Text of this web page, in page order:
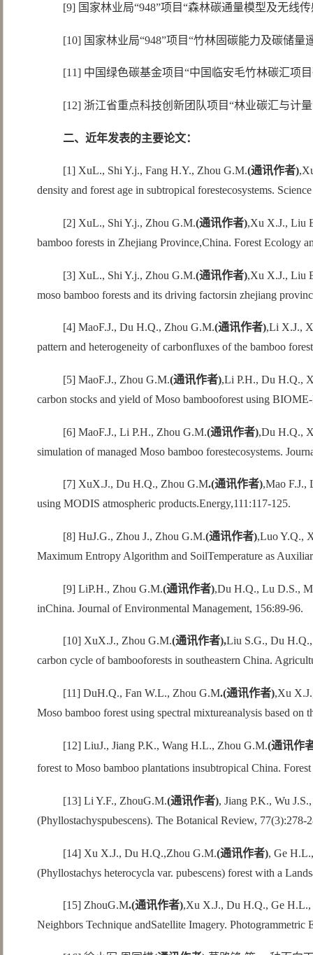
[9] 国家林业局“948”项目“森林碳通量模型及无线
[10] 国家林业局“948”项目“竹林固碳能力及碳储量
[11] 中国绿色碳基金项目“中国临安毛竹林碳汇项
[12] 浙江省重点科技创新团队项目“林业碳汇与计
二、近年发表的主要论文：
[1] XuL., Shi Y.j., Fang H.Y., Zhou G.M.(通讯作者)
density and forest age in subtropical forestecosystems.
[2] XuL., Shi Y.j., Zhou G.M.(通讯作者),Xu X.J., Liu
bamboo forests in Zhejiang Province,China. Forest Ecology
[3] XuL., Shi Y.j., Zhou G.M.(通讯作者),Xu X.J., Liu
moso bamboo forests and its driving factorsin zhejiang
[4] MaoF.J., Du H.Q., Zhou G.M.(通讯作者),Li X.J.,
pattern and heterogeneity of carbonfluxes of the bamboo
[5] MaoF.J., Zhou G.M.(通讯作者),Li P.H., Du H.Q.,
carbon stocks and yield of Moso bambooforest using
[6] MaoF.J., Li P.H., Zhou G.M.(通讯作者),Du H.Q.,
simulation of managed Moso bamboo forestecosystems.
[7] XuX.J., Du H.Q., Zhou G.M.(通讯作者),Mao F.J.,
using MODIS atmospheric products.Energy,111:117-125.
[8] HuJ.G., Zhou J., Zhou G.M.(通讯作者),Luo Y.Q.,
Maximum Entropy Algorithm and SoilTemperature as
[9] LiP.H., Zhou G.M.(通讯作者),Du H.Q., Lu D.S.,
inChina. Journal of Environmental Management, 156:89-96.
[10] XuX.J., Zhou G.M.(通讯作者),Liu S.G., Du H.Q.,
carbon cycle of bambooforests in southeastern China.
[11] DuH.Q., Fan W.L., Zhou G.M.(通讯作者),Xu
Moso bamboo forest using spectral mixtureanalysis based on
[12] LiuJ., Jiang P.K., Wang H.L., Zhou G.M.(通讯作
forest to Moso bamboo plantations insubtropical China.
[13] Li Y.F., ZhouG.M.(通讯作者), Jiang P.K., Wu
(Phyllostachyspubescens). The Botanical Review, 77(3):278-
[14] Xu X.J., Du H.Q.,Zhou G.M.(通讯作者), Ge
(Phyllostachys heterocycla var. pubescens) forest with a
[15] ZhouG.M.(通讯作者),Xu X.J., Du H.Q., Ge H.L.,
Neighbors Technique andSatellite Imagery.